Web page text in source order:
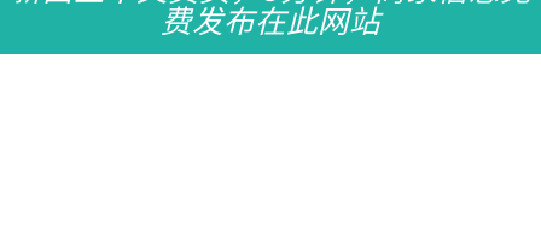
费发布在此网站